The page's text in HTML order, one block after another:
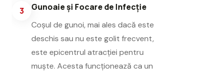
3 Gunoaie și Focare de Infecție
Coșul de gunoi, mai ales dacă este
deschis sau nu este golit frecvent,
este epicentrul atracției pentru
muște. Acesta funcționează ca un